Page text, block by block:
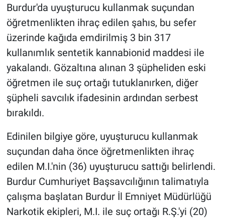
Burdur'da uyuşturucu kullanmak suçundan
öğretmenlikten ihraç edilen şahıs, bu sefer
üzerinde kağıda emdirilmiş 3 bin 317
kullanımlık sentetik kannabionid maddesi ile
yakalandı. Gözaltına alınan 3 şüpheliden eski
öğretmen ile suç ortağı tutuklanırken, diğer
şüpheli savcılık ifadesinin ardından serbest
bırakıldı.
Edinilen bilgiye göre, uyuşturucu kullanmak
suçundan daha önce öğretmenlikten ihraç
edilen M.I.'nin (36) uyuşturucu sattığı belirlendi.
Burdur Cumhuriyet Başsavcılığının talimatıyla
çalışma başlatan Burdur İl Emniyet Müdürlüğü
Narkotik ekipleri, M.I. ile suç ortağı R.Ş.'yi (20)